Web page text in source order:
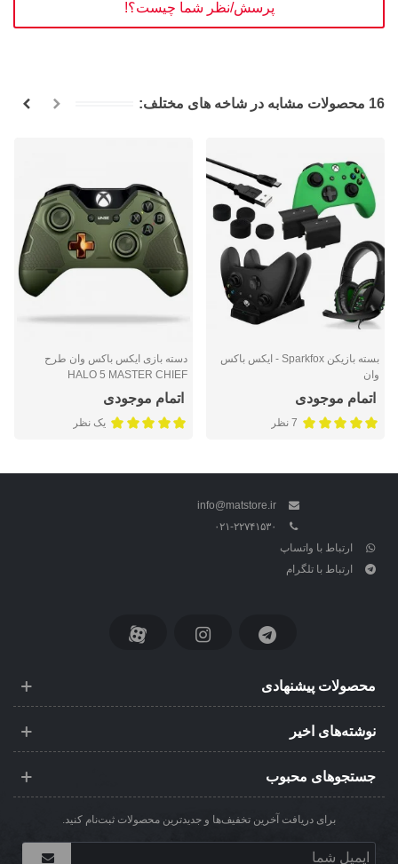
پرسش/نظر شما چیست؟!
16 محصولات مشابه در شاخه های مختلف:
بسته بازیکن Sparkfox - ایکس باکس
وان
اتمام موجودی
7 نظر
دسته بازی ایکس باکس وان طرح
HALO 5 MASTER CHIEF
اتمام موجودی
یک نظر
info@matstore.ir
۰۲۱-۲۲۷۴۱۵۳۰
ارتباط با واتساپ
ارتباط با تلگرام
محصولات پیشنهادی
نوشته‌های اخیر
جستجوهای محبوب
برای دریافت آخرین تخفیف‌ها و جدیدترین محصولات ثبت‌نام کنید.